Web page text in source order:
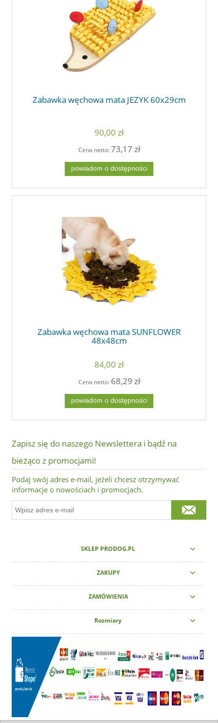
Zabawka węchowa mata JEZYK 60x29cm
90,00 zł
Cena netto:73,17 zł
powiadom o dostępności
Zabawka węchowa mata SUNFLOWER
48x48cm
84,00 zł
Cena netto: 68,29 zł
powiadom o dostępności
Zapisz się do naszego Newslettera i bądź na
bieżąco z promocjami!
Podaj swój adres e-mail, jeżeli chcesz otrzymywać
informacje o nowościach i promocjach.
SKLEP PRODOG.PL
ZAKUPY
ZAMÓWIENIA
Rozmiary